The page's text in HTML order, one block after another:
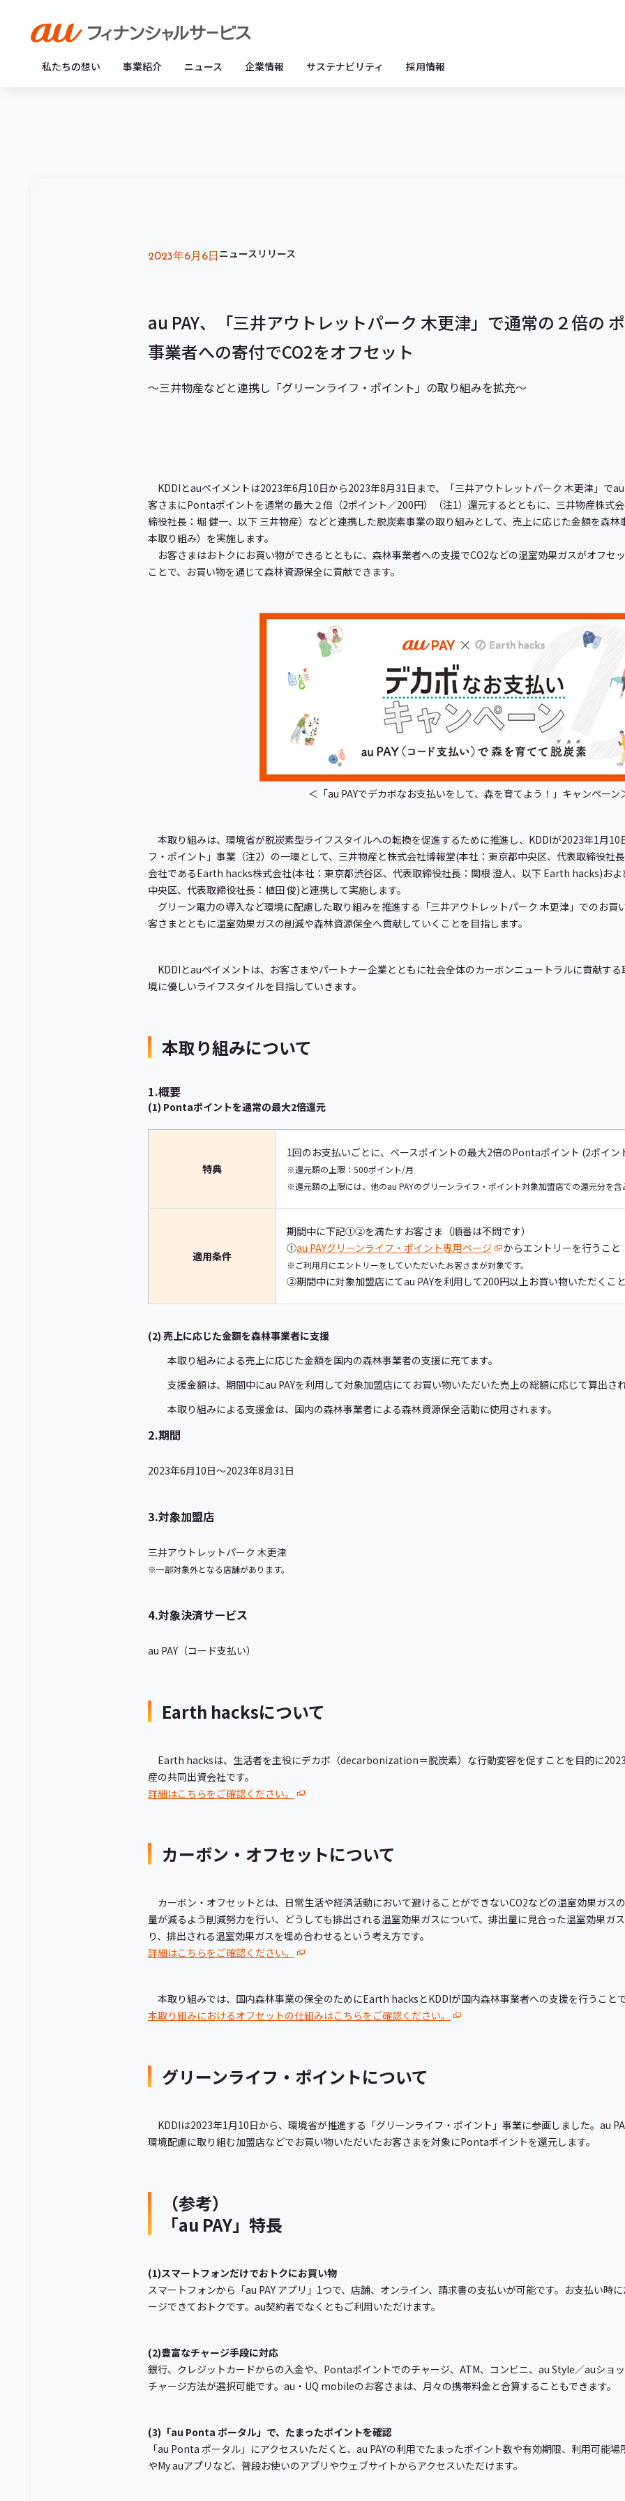
私たちの想い 事業紹介 ニュース 企業情報 サステナビリティ 採用情報
2023年6月6日 ニュースリリース
au PAY、「三井アウトレットパーク 木更津」で通常の２倍の
事業者への寄付でCO2をオフセット
～三井物産などと連携し「グリーンライフ・ポイント」の取り組みを拡充～
KDDIとauペイメントは2023年6月10日から2023年8月31日まで、「三井アウトレットパーク 木更津」で
客さまにPontaポイントを通常の最大２倍（2ポイント／200円）（注1）還元するとともに、三井物産株式
締役社長：堀 健一、以下 三井物産）などと連携した脱炭素事業の取り組みとして、売上に応じた金額を森
本取り組み）を実施します。
お客さまはおトクにお買い物ができるとともに、森林事業者への支援でCO2などの温室効果ガスがオフセ
ことで、お買い物を通じて森林資源保全に貢献できます。
＜「au PAYでデカボなお支払いをして、森を育てよう！」キャンペーン
本取り組みは、環境省が脱炭素型ライフスタイルへの転換を促進するために推進し、KDDIが2023年1月10
フ・ポイント」事業（注2）の一環として、三井物産と株式会社博報堂(本社：東京都中央区、代表取締役社
会社であるEarth hacks株式会社(本社：東京都渋谷区、代表取締役社長：関根 澄人、以下 Earth hacks)お
中央区、代表取締役社長：植田 俊)と連携して実施します。
グリーン電力の導入など環境に配慮した取り組みを推進する「三井アウトレットパーク 木更津」でのお買
客さまとともに温室効果ガスの削減や森林資源保全へ貢献していくことを目指します。
KDDIとauペイメントは、お客さまやパートナー企業とともに社会全体のカーボンニュートラルに貢献す
境に優しいライフスタイルを目指していきます。
本取り組みについて
1.概要
(1) Pontaポイントを通常の最大2倍還元
特典
1回のお支払いごとに、ベースポイントの最大2倍のPontaポイント (2ポイン
※還元額の上限：500ポイント/月
※還元額の上限には、他のau PAYのグリーンライフ・ポイント対象加盟店での還元分を含
適用条件
期間中に下記①②を満たすお客さま（順番は不問です）
①au PAYグリーンライフ・ポイント専用ページ からエントリーを行うこと
※ご利用月にエントリーをしていただいたお客さまが対象です。
②期間中に対象加盟店にてau PAYを利用して200円以上お買い物いただくこと
(2) 売上に応じた金額を森林事業者に支援
本取り組みによる売上に応じた金額を国内の森林事業者の支援に充てます。
支援金額は、期間中にau PAYを利用して対象加盟店にてお買い物いただいた売上の総額に応じて算出され
本取り組みによる支援金は、国内の森林事業者による森林資源保全活動に使用されます。
2.期間
2023年6月10日～2023年8月31日
3.対象加盟店
三井アウトレットパーク 木更津
※一部対象外となる店舗があります。
4.対象決済サービス
au PAY（コード支払い）
Earth hacksについて
Earth hacksは、生活者を主役にデカボ（decarbonization＝脱炭素）な行動変容を促すことを目的に
産の共同出資会社です。
詳細はこちらをご確認ください。
カーボン・オフセットについて
カーボン・オフセットとは、日常生活や経済活動において避けることができないCO2などの温室効果ガス
量が減るよう削減努力を行い、どうしても排出される温室効果ガスについて、排出量に見合った温室効果ガ
り、排出される温室効果ガスを埋め合わせるという考え方です。
詳細はこちらをご確認ください。
本取り組みでは、国内森林事業の保全のためにEarth hacksとKDDIが国内森林事業者への支援を行うこと
本取り組みにおけるオフセットの仕組みはこちらをご確認ください。
グリーンライフ・ポイントについて
KDDIは2023年1月10日から、環境省が推進する「グリーンライフ・ポイント」事業に参画しました。au
環境配慮に取り組む加盟店などでお買い物いただいたお客さまを対象にPontaポイントを還元します。
（参考）
「au PAY」特長
(1)スマートフォンだけでおトクにお買い物
スマートフォンから「au PAY アプリ」1つで、店舗、オンライン、請求書の支払いが可能です。お支払い時
ージできておトクです。au契約者でなくともご利用いただけます。
(2)豊富なチャージ手段に対応
銀行、クレジットカードからの入金や、Pontaポイントでのチャージ、ATM、コンビニ、au Style／auショ
チャージ方法が選択可能です。au・UQ mobileのお客さまは、月々の携帯料金と合算することもできます。
(3)「au Ponta ポータル」で、たまったポイントを確認
「au Ponta ポータル」にアクセスいただくと、au PAYの利用でたまったポイント数や有効期限、利用可能場
やMy auアプリなど、普段お使いのアプリやウェブサイトからアクセスいただけます。